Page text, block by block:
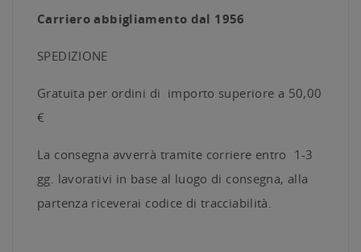
Carriero abbigliamento dal 1956
SPEDIZIONE
Gratuita per ordini di importo superiore a 50,00
€
La consegna avverrà tramite corriere entro 1-3
gg. lavorativi in base al luogo di consegna, alla
partenza riceverai codice di tracciabilità.